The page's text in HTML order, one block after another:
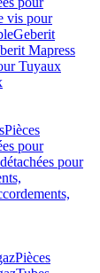
vis pour
Geberit
Mapress
Tuyaux
Pièces
pour
pour
Pièces